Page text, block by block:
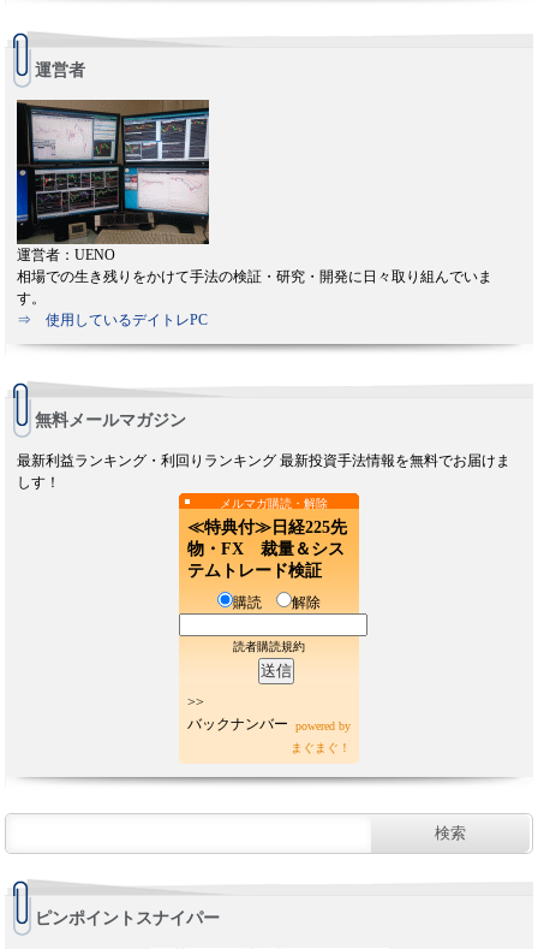
運営者
運営者：UENO
相場での生き残りをかけて手法の検証・研究・開発に日々取り組んでいま
す。
⇒ 使用しているデイトレPC
無料メールマガジン
最新利益ランキング・利回りランキング 最新投資手法情報を無料でお届けま
しす！
メルマガ購読・解除
≪特典付≫日経225先
物・FX 裁量＆シス
テムトレード検証
購読 解除
読者購読規約
>>
バックナンバー
powered by
まぐまぐ！
ピンポイントスナイパー